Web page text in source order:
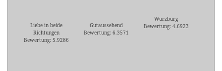
Liebe in beide
Richtungen
Bewertung: 5.9286
Gutaussehend
Bewertung: 6.3571
Würzburg
Bewertung: 4.6923